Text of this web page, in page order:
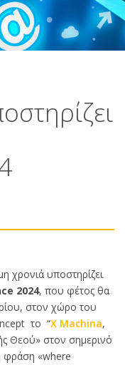
χρονιά υποστηρίζει
2024, που φέτος θα
στον χώρο του
το “X Machina,
Θεού» στον σημερινό
φράση «where